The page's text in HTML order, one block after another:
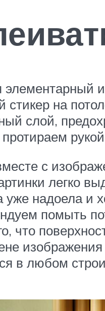
на
слой,
протираем
с
легко
надоела и
помыть
что
в любом